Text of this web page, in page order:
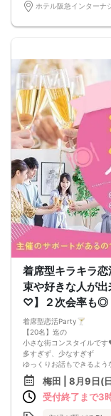
スタッフもいるので、1人
━━━━━
8/9 (日) 19時00分～21時
受付 18時45分～55分
※遅刻しないでね♪
場所
ホテル阪急インターナショ
会場名⇒ケレス
大阪府大阪市北区茶屋町19
阪急梅田駅より徒歩5分/梅
形式
・各種ドリンク (カクテル
・カクテル数種類(バーテ
・チャーム付き
※着席スタイルの交流形式
参加条件
・素敵な独身男女
・男性参加者は、男性は
の方。
・男女共一人参加の方も多
スケジュール
①受付18:45～18:55
予約されてるお名前をお願
②乾杯 19:00
みんなで乾杯ー
③お飲み物
お飲み物楽しみながらお席
本日はご参加ありがとうご
お知り合いになられました
ホテル阪急インターナ
着席型キラキラ
束や好きな人が
♡】２次会率も◎
着席型恋活Party🍸️
【20名】迄の
小さな街コンスタイルで
多すぎず、少なすぎず
ゆっくりお話もできるよう
環境作りを目指してまいり
皆さんが快適に
ドキドキ・ワクワクできよ
梅田 | 8月9日(
受付終了まで3